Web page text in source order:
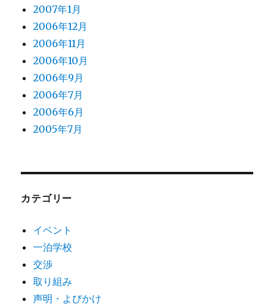
2007年1月
2006年12月
2006年11月
2006年10月
2006年9月
2006年7月
2006年6月
2005年7月
カテゴリー
イベント
一泊学校
交渉
取り組み
声明・よびかけ